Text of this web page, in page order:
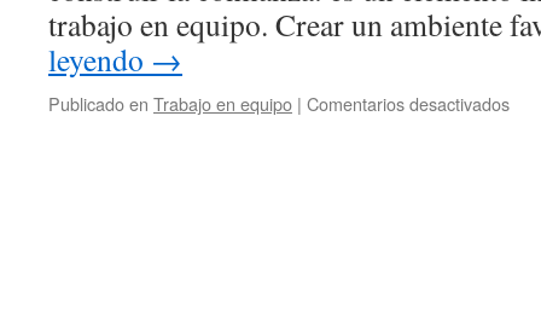
trabajo en equipo. Crear un ambiente
leyendo →
Publicado en Trabajo en equipo | Comentarios desactivados